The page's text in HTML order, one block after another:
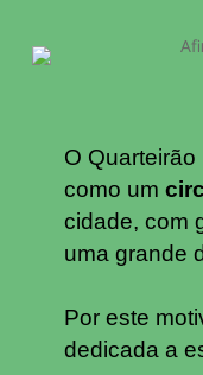
O
como um
cidade, com
uma grande
Por este
dedicada a